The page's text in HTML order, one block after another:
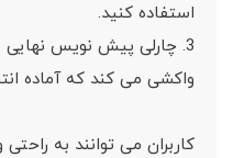
استفاده کنید.
واکشی می کند که آماده
کاربران می توانند به